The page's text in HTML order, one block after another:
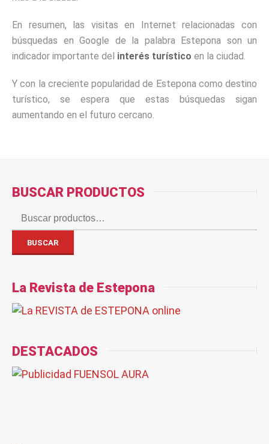
En resumen, las visitas en Internet relacionadas con
búsquedas en Google de la palabra Estepona son un
indicador importante del interés turístico en la ciudad.
Y con la creciente popularidad de Estepona como destino
turístico, se espera que estas búsquedas sigan
aumentando en el futuro cercano.
BUSCAR PRODUCTOS
Buscar
por:
BUSCAR
La Revista de Estepona
DESTACADOS